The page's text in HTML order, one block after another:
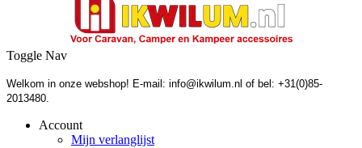
Toggle Nav
Welkom in onze webshop! E-mail: info@ikwilum.nl of bel: +31(0)85-
2013480.
Account
Mijn verlanglijst